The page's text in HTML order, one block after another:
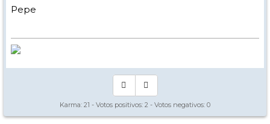
Pepe
Karma: 21 - Votos positivos: 2 - Votos negativos: 0